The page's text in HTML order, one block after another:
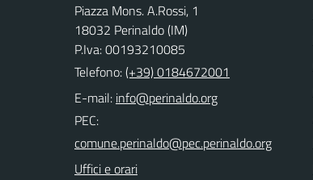
Piazza Mons. A.Rossi, 1
18032 Perinaldo (IM)
P.Iva: 00193210085
Telefono:(+39) 0184672001
E-mail:
PEC:
Uffici e orari